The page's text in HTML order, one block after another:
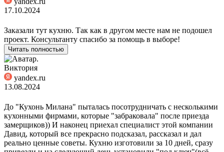
17.10.2024
Заказали тут кухню. Так как в другом месте нам не подошел
проект. Консультанту спасибо за помощь в выборе!
Читать полностью
Виктория
yandex.ru
13.08.2024
До "Кухонь Милана" пыталась посотрудничать с несколькими
кухонными фирмами, которые "забраковала" после приезда
замерщиков)) И наконец приехал специалист этой компании
Давид, который все прекрасно подсказал, рассказал и дал
реально ценные советы. Кухню изготовили за 10 дней, сразу